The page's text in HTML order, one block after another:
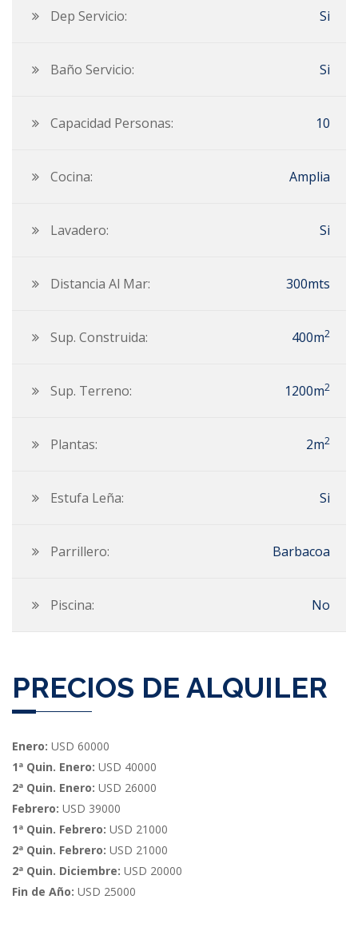
Dep Servicio: Si
Baño Servicio: Si
Capacidad Personas: 10
Cocina: Amplia
Lavadero: Si
Distancia Al Mar: 300mts
Sup. Construida: 400m2
Sup. Terreno: 1200m2
Plantas: 2m2
Estufa Leña: Si
Parrillero: Barbacoa
Piscina: No
PRECIOS DE ALQUILER
Enero: USD 60000
1ª Quin. Enero: USD 40000
2ª Quin. Enero: USD 26000
Febrero: USD 39000
1ª Quin. Febrero: USD 21000
2ª Quin. Febrero: USD 21000
2ª Quin. Diciembre: USD 20000
Fin de Año: USD 25000